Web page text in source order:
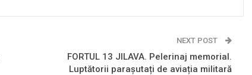
NEXT POST
FORTUL 13 JILAVA. Pelerinaj memorial.
Luptătorii parașutați de aviația militară